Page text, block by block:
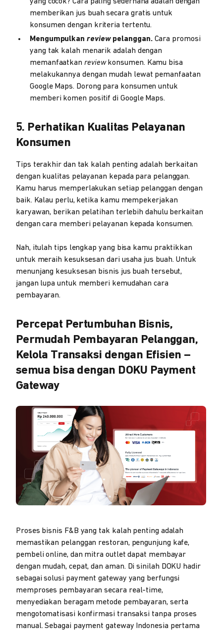
memberikan jus buah secara gratis untuk
konsumen dengan kriteria tertentu.
Mengumpulkan reviewpelanggan.Cara promosi
yang tak kalah menarik adalah dengan
memanfaatkan reviewkonsumen. Kamu bisa
melakukannya dengan mudah lewat pemanfaatan
Google Maps. Dorong para konsumen untuk
memberi komen positif di Google Maps.
5. Perhatikan Kualitas Pelayanan
Konsumen
Tips terakhir dan tak kalah penting adalah berkaitan
dengan kualitas pelayanan kepada para pelanggan.
Kamu harus memperlakukan setiap pelanggan dengan
baik. Kalau perlu, ketika kamu mempekerjakan
karyawan, berikan pelatihan terlebih dahulu berkaitan
dengan cara memberi pelayanan kepada konsumen.
Nah, itulah tips lengkap yang bisa kamu praktikkan
untuk meraih kesuksesan dari usaha jus buah. Untuk
menunjang kesuksesan bisnis jus buah tersebut,
jangan lupa untuk memberi kemudahan cara
pembayaran.
Percepat Pertumbuhan Bisnis,
Permudah Pembayaran Pelanggan,
Kelola Transaksi dengan Efisien –
semua bisa dengan DOKU Payment
Gateway
Proses bisnis F&B yang tak kalah penting adalah
memastikan pelanggan restoran, pengunjung kafe,
pembeli online, dan mitra outlet dapat membayar
dengan mudah, cepat, dan aman. Di sinilah DOKU hadir
sebagai solusi payment gateway yang berfungsi
memproses pembayaran secara real-time,
menyediakan beragam metode pembayaran, serta
mengotomatisasi konfirmasi transaksi tanpa proses
manual. Sebagai payment gateway Indonesia pertama